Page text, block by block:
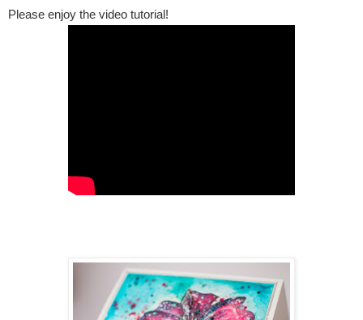
Please enjoy the video tutorial!